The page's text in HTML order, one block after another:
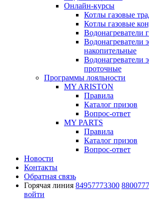
Онлайн-курсы
Котлы газовые
Котлы газовые
Водонагреватели
Водонагреватели
накопительные
Водонагреватели
проточные
Программы лояльности
MY ARISTON
Правила
Каталог призов
Вопрос-ответ
MY PARTS
Правила
Каталог призов
Вопрос-ответ
Новости
Контакты
Обратная связь
Горячая линия 84957773300
войти